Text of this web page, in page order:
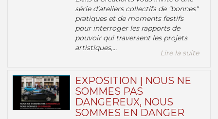
série d’ateliers collectifs de "bonnes"
pratiques et de moments festifs
pour interroger les rapports de
pouvoir qui traversent les projets
artistiques,...
Lire la suite
EXPOSITION | NOUS NE
SOMMES PAS
DANGEREUX, NOUS
SOMMES EN DANGER